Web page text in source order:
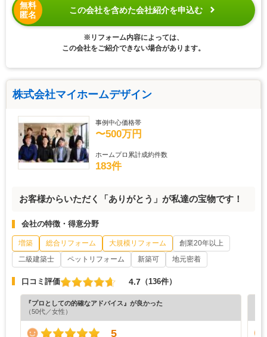
無料
匿名
この会社を含めた会社紹介を申込む
※リフォーム内容によっては、
この会社をご紹介できない場合があります。
株式会社マイホームデザイン
事例中心価格帯
〜500万円
ホームプロ累計成約件数
183件
お客様からいただく「ありがとう」が私達の宝物です！
会社の特徴・得意分野
増築 総合リフォーム 大規模リフォーム
創業20年以上
二級建築士
ペットリフォーム 新築可 地元密着
口コミ評価 4.7 （136件）
『プロとしての的確なアドバイス』が良かった
（50代／女性）
5